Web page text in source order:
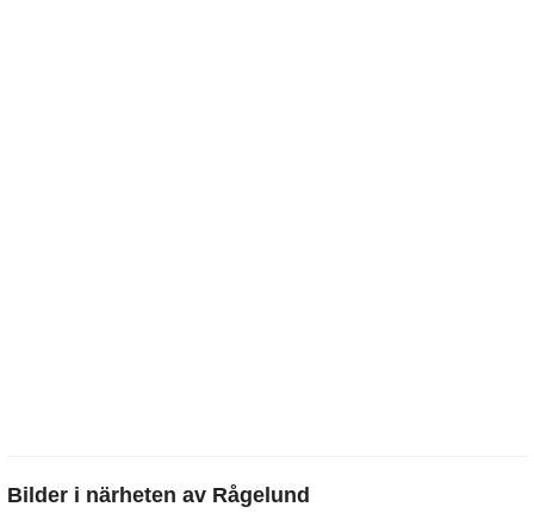
Bilder i närheten av Rågelund